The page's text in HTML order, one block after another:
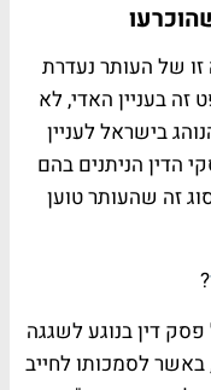
של העותר נעדרת
בעניין האדי, לא
בישראל לעניין
הדין הניתנים בהם
זה שהעותר טוען
?
פסק דין בנוגע לשגגה
לסמכותו לחייב